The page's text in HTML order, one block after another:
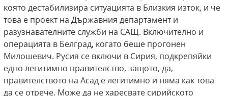
която дестабилизира ситуацията в Близкия изток, и че
това е проект на Държавния департамент и
разузнавателните служби на САЩ. Включително и
операцията в Белград, когато беше прогонен
Милошевич. Русия се включи в Сирия, подкрепяйки
едно легитимно правителство, защото, да,
правителството на Асад е легитимно и няма как това
да се отрече. Може да не харесвате сирийското